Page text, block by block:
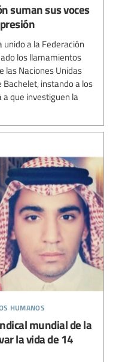
suman sus voces
unido a la Federación
los llamamientos
las Naciones Unidas
instando a los
a que investiguen la
humanos
mundial de la
la vida de 14